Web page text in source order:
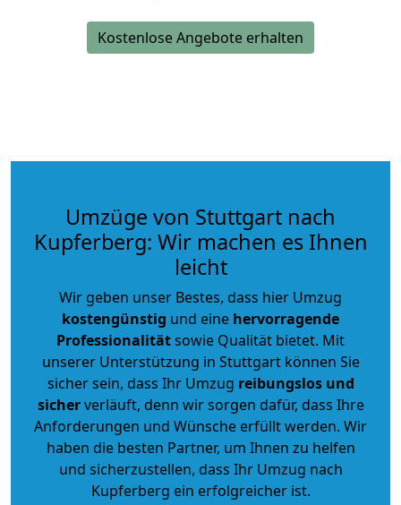
Kostenlose Angebote erhalten
Umzüge von Stuttgart nach
Kupferberg: Wir machen es Ihnen
leicht
Wir geben unser Bestes, dass hier Umzug
kostengünstig und eine hervorragende
Professionalitätsowie Qualität bietet. Mit
unserer Unterstützung in Stuttgart können Sie
sicher sein, dass Ihr Umzug reibungslos und
sicherverläuft, denn wir sorgen dafür, dass Ihre
Anforderungen und Wünsche erfüllt werden. Wir
haben die besten Partner, um Ihnen zu helfen
und sicherzustellen, dass Ihr Umzug nach
Kupferberg ein erfolgreicher ist.